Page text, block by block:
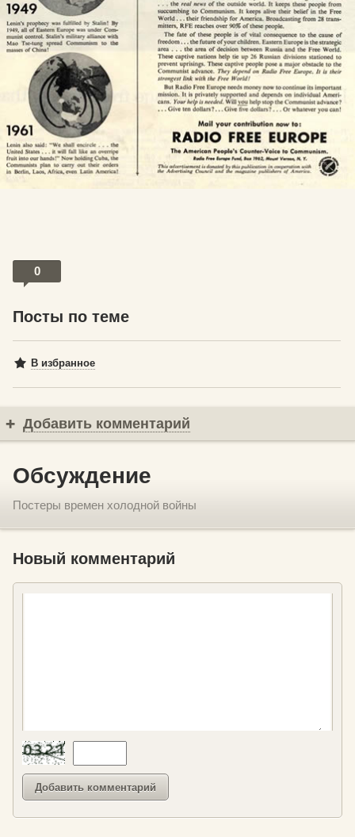
0
Посты по теме
В избранное
Добавить комментарий
Обсуждение
Постеры времен холодной войны
Новый комментарий